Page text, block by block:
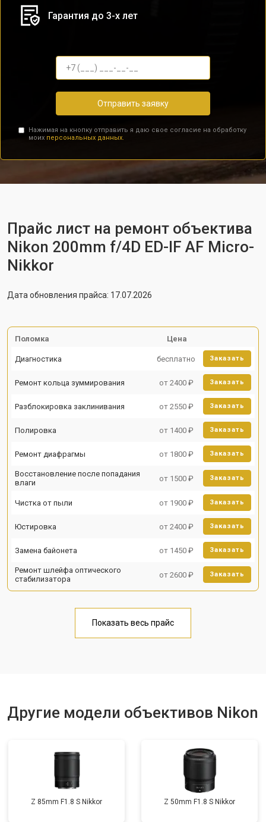
Гарантия до 3-х лет
Отправить заявку
Нажимая на кнопку отправить я даю свое согласие на обработку
моих персональных данных.
Прайс лист на ремонт объектива
Nikon 200mm f/4D ED-IF AF Micro-
Nikkor
Дата обновления прайса: 17.07.2026
Поломка Цена
Диагностика бесплатно Заказать
Ремонт кольца зуммирования от 2400 ₽ Заказать
Разблокировка заклинивания от 2550 ₽ Заказать
Полировка от 1400 ₽ Заказать
Ремонт диафрагмы от 1800 ₽ Заказать
Восстановление после попадания
влаги
от 1500 ₽ Заказать
Чистка от пыли от 1900 ₽ Заказать
Юстировка от 2400 ₽ Заказать
Замена байонета от 1450 ₽ Заказать
Ремонт шлейфа оптического
стабилизатора
от 2600 ₽ Заказать
Показать весь прайс
Другие модели объективов Nikon
Z 85mm F1.8 S Nikkor Z 50mm F1.8 S Nikkor